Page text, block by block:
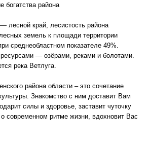
богатства района
лесной край, лесистость района
земель к площади территории
среднеобластном показателе 49%.
— озёрами, реками и болотами.
река Ветлуга.
района области – это сочетание
Знакомство с ним доставит Вам
силы и здоровье, заставит чуточку
о современном ритме жизни, вдохновит Вас